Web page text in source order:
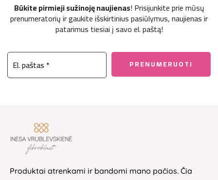
Būkite pirmieji sužinoję naujienas! Prisijunkite prie mūsų
prenumeratorių ir gaukite išskirtinius pasiūlymus, naujienas ir
patarimus tiesiai į savo el. paštą!
Produktai atrenkami ir bandomi mano pačios. Čia